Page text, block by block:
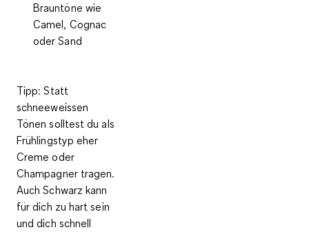
Brauntöne wie
Camel, Cognac
oder Sand
Tipp: Statt
schneeweissen
Tönen solltest du als
Frühlingstyp eher
Creme oder
Champagner tragen.
Auch Schwarz kann
für dich zu hart sein
und dich schnell